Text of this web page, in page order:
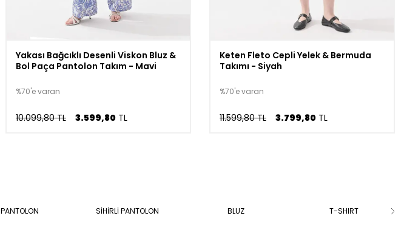
Yakası Bağcıklı Desenli Viskon Bluz &
Bol Paça Pantolon Takım - Mavi
%70'e varan
10.099,80 TL 3.599,80 TL
Keten Fleto Cepli Yelek & Bermuda
Takımı - Siyah
%70'e varan
11.599,80 TL 3.799,80 TL
PANTOLON SİHİRLİ PANTOLON BLUZ T-SHIRT